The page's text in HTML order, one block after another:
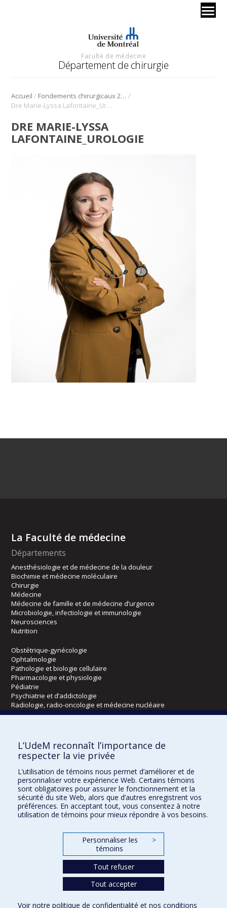
Faculté de médecine
Département de chirurgie
Accueil / Fondements chirurgicaux 2023 – urologie /
Dre Marie-Lyssa Lafontaine_Urologie
DRE MARIE-LYSSA
LAFONTAINE_UROLOGIE
La Faculté de médecine
Départements
Anesthésiologie et de médecine de la douleur
Biochimie et médecine moléculaire
Chirurgie
Médecine
Médecine de famille et de médecine d’urgence
Microbiologie, infectiologie et immunologie
Neurosciences
Nutrition
Obstétrique-gynécologie
Ophtalmologie
Pathologie et biologie cellulaire
Pharmacologie et physiologie
Pédiatrie
Psychiatrie et d’addictologie
Radiologie, radio-oncologie et médecine nucléaire
Kinésiologie et des sciences de l’activité physique
Orthophonie et audiologie
Réadaptation
Directions
DPC
CPASS
L’UdeM reconnaît l’importance de
respecter la vie privée
L’utilisation de témoins nous permet d’améliorer et de
personnaliser votre expérience Web. Certains témoins
sont obligatoires pour assurer le fonctionnement et la
sécurité du site Web, alors que d’autres enregistrent vos
préférences. En acceptant tout, vous consentez à notre
utilisation de témoins pour mieux répondre à vos besoins.
Personnaliser les
témoins
>
Tout refuser
Tout accepter
Voir notre politique de confidentialité et nos conditions